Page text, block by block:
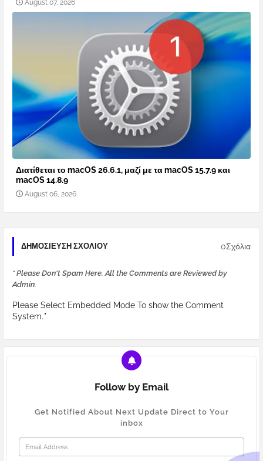
August 07, 2026
Διατίθεται το macOS 26.6.1, μαζί με τα macOS 15.7.9 και
macOS 14.8.9
August 06, 2026
ΔΗΜΟΣΊΕΥΣΗ ΣΧΟΛΊΟΥ 0Σχόλια
* Please Don't Spam Here. All the Comments are Reviewed by
Admin.
Please Select Embedded Mode To show the Comment
System.*
Follow by Email
Get Notified About Next Update Direct to Your
inbox